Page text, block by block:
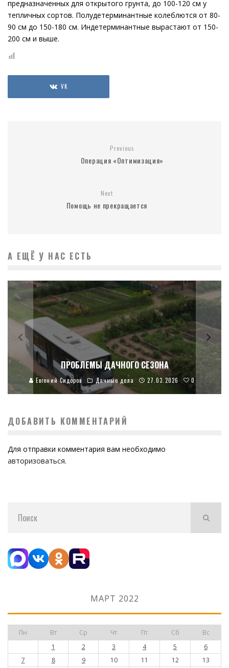
предназначенных для открытого грунта, до 100-120 см у
тепличных сортов. Полудетерминантные колеблются от 80-
90 см до 150-180 см. Индетерминантные вырастают от 150-
200 см и выше.
VK
Previous
Операция «Оптимизация»
Next
Помощь не прекращается
А ЕЩЁ У НАС ЕСТЬ
ПРОБЛЕМЫ ДАЧНОГО СЕЗОНА
Евгений Сидоров Дачные дела 27.03.2026 0
ДОБАВИТЬ КОММЕНТАРИЙ
Для отправки комментария вам необходимо
авторизоваться.
МАРТ 2022
Пн Вт Ср Чт Пт Сб
Вс
1
2 3 4 5
6
7
8 9 10 11 12
13